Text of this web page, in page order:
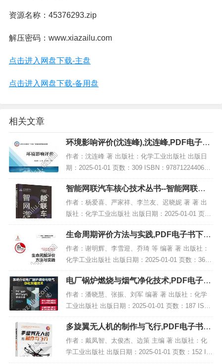
资源名称：45376293.zip
解压密码：www.xiazailu.com
点击进入网盘下载-主盘
点击进入网盘下载-备用盘
相关文章
环境影响评价(沈连峰),沈连峰,PDF电子书
下载,网盘资源
作者：沈连峰 著 出版社：化学工业出版社 出版日
期：2025-01-01 页数：309 ISBN：9787122440617
电子书大小：208MB [高清扫描版PDF格式] 内容简
介 教材...
智能网联汽车核心技术丛书--智能网联汽
车线控底盘技术,PDF下载
作者：杨爱喜、严家祥、李兰友、迟晓妮 著 著 出
版社：化学工业出版社 出版日期：2025-01-01 页
数：213 ISBN：9787122464156 电子书大小：189
MB [高清扫描版P...
生命周期评价方法与实践,PDF电子书下载,
网盘资源
作者：谢明辉、李雪迎、乔琦 等 编著 著 出版社：
化学工业出版社 出版日期：2025-01-01 页数：365 I
SBN：9787122428387 电子书大小：215MB [高清
扫描版PDF...
电厂锅炉燃烧与烟气净化技术,PDF电子书
网盘下载
作者：潘晓慧、张振、刘军 编著 著 出版社：化学
工业出版社 出版日期：2025-01-01 页数：187 ISB
N：9787122463708 电子书大小：248MB [高清扫描
版PDF格式]...
多旋翼无人机的制作与飞行,PDF电子书下
载,网盘资源
作者：戴凤智、太俊杰、边策 主编 著 出版社：化
学工业出版社 出版日期：2025-01-01 页数：152 IS